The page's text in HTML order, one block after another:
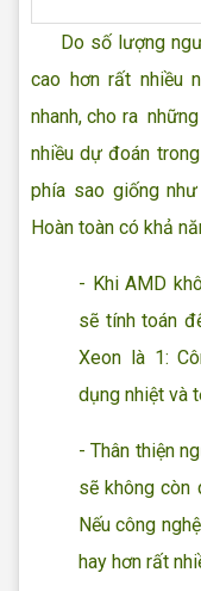
Do số lượng
cao hơn rất nhiều
nhanh, cho ra
nhiều dự đoán
phía sao giống
Hoàn toàn có khả
- Khi AMD
sẽ tính toán
Xeon là 1:
dụng nhiệt và
- Thân thiện
sẽ không còn
Nếu công
hay hơn rất